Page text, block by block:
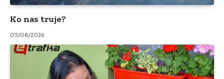
Ko nas truje?
05/08/2026